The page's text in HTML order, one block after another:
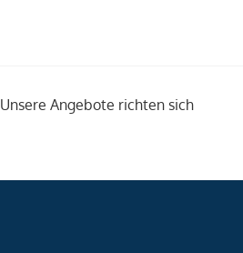
Unsere Angebote richten sich